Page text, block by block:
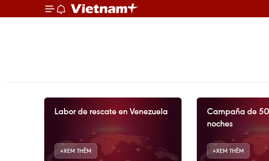
Labor de rescate en Venezuela
+XEM THÊM
Campaña de
noches
+XEM THÊM